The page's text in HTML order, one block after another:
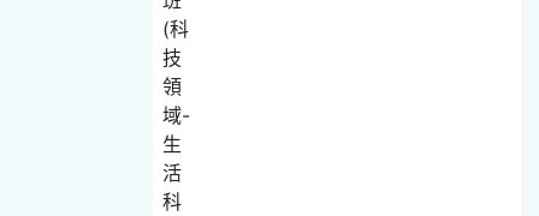
(科
技
領
域-
生
活
科